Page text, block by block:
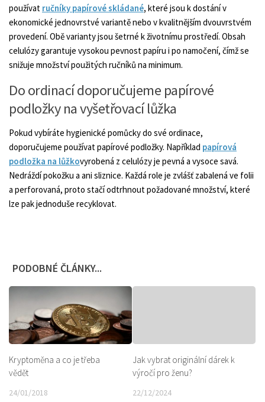
používat ručníky papírové skládané, které jsou k dostání v
ekonomické jednovrstvé variantě nebo v kvalitnějším dvouvrstvém
provedení. Obě varianty jsou šetrné k životnímu prostředí. Obsah
celulózy garantuje vysokou pevnost papíru i po namočení, čímž se
snižuje množství použitých ručníků na minimum.
Do ordinací doporučujeme papírové
podložky na vyšetřovací lůžka
Pokud vybíráte hygienické pomůcky do své ordinace,
doporučujeme používat papírové podložky. Například papírová
podložka na lůžkovyrobená z celulózy je pevná a vysoce savá.
Nedráždí pokožku a ani sliznice. Každá role je zvlášť zabalená ve folii
a perforovaná, proto stačí odtrhnout požadované množství, které
lze pak jednoduše recyklovat.
PODOBNÉ ČLÁNKY...
Kryptoměna a co je třeba
vědět
24/01/2018
Jak vybrat originální dárek k
výročí pro ženu?
22/12/2024